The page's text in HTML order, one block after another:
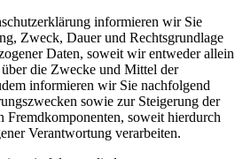
informieren wir Sie
Zweck, Dauer und Rechtsgrundlage
Daten, soweit wir entweder allein
die Zwecke und Mittel der
informieren wir Sie nachfolgend
sowie zur Steigerung der
Fremdkomponenten, soweit hierdurch
Verantwortung verarbeiten.